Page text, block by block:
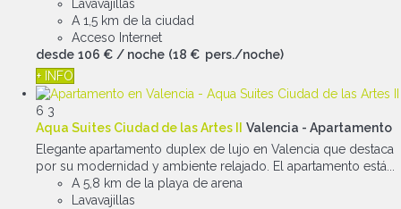
Lavavajillas
A 1,5 km de la ciudad
Acceso Internet
desde 106 € / noche (18 € pers./noche)
+ INFO
6 3
Aqua Suites Ciudad de las Artes II
Valencia - Apartamento
Elegante apartamento duplex de lujo en Valencia que destaca
por su modernidad y ambiente relajado. El apartamento está...
A 5,8 km de la playa de arena
Lavavajillas